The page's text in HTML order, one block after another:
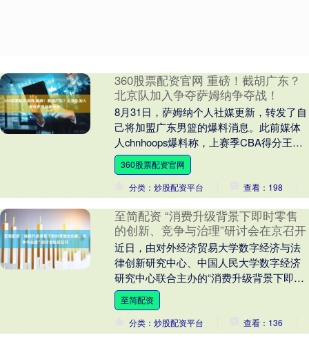
360股票配资官网 重磅！截胡广东？
北京队加入争夺萨姆纳争夺战！
8月31日，萨姆纳个人社媒更新，转发了自
己将加盟广东男篮的爆料消息。此前媒体
人chnhoops爆料称，上赛季CBA得分王艾
德蒙-萨姆纳将在新赛季加盟广东男篮。 ....
360股票配资官网
分类：炒股配资平台
查看：198
至简配资 “消费升级背景下即时零售
的创新、竞争与治理”研讨会在京召开
近日，由对外经济贸易大学数字经济与法
律创新研究中心、中国人民大学数字经济
研究中心联合主办的“消费升级背景下即时
零售的创新、竞争与治理”研讨会在中国人
民大学顺利召....
至简配资
分类：炒股配资平台
查看：136